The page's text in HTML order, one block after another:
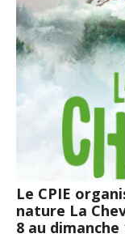
Le CPIE
nature La
8 au dimanche